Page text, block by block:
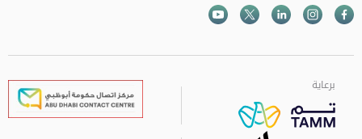
Facebook
Instagramالذهاب الى تم
Twitter
Youtube
برعاية
برعاية
برعاية